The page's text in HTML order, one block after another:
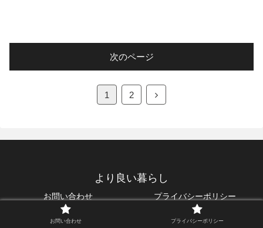
次のページ
1 2
より良い暮らし
お問い合わせ プライバシーポリシー
© 2020 より良い暮らし.
お問い合わせ プライバシーポリシー